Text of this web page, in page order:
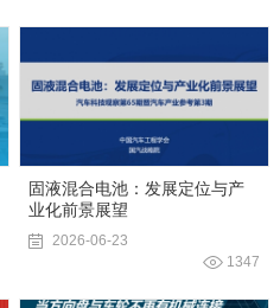
固液混合电池：发展定位与产
业化前景展望
2026-06-23
1347